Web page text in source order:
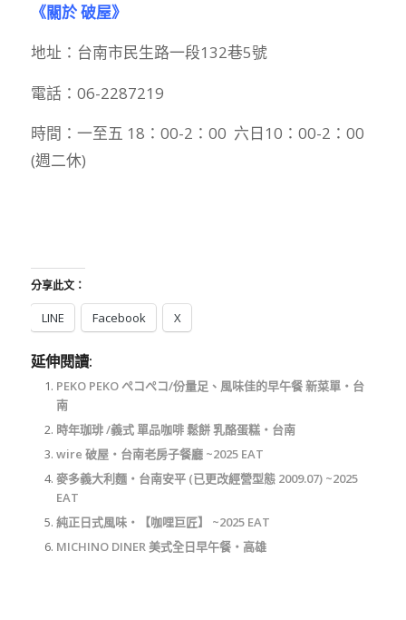
《關於 破屋》
地址：台南市民生路一段132巷5號
電話：06-2287219
時間：一至五 18：00-2：00 六日10：00-2：00
(週二休)
分享此文：
LINE Facebook X
延伸閱讀:
PEKO PEKO ぺコぺコ/份量足、風味佳的早午餐 新菜單‧台
南
時年珈琲 /義式 單品咖啡 鬆餅 乳酪蛋糕‧台南
wire 破屋‧台南老房子餐廳 ~2025 EAT
麥多義大利麵‧台南安平 (已更改經營型態 2009.07) ~2025
EAT
純正日式風味‧【咖哩巨匠】 ~2025 EAT
MICHINO DINER 美式全日早午餐‧高雄